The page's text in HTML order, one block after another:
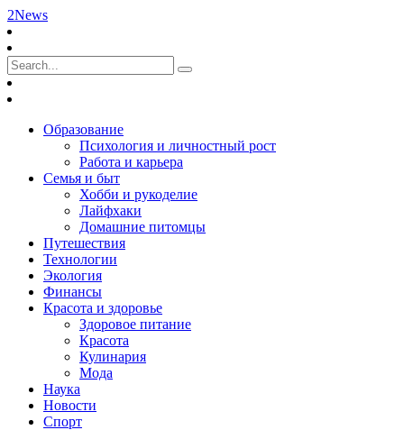
2News
Образование
Психология и личностный рост
Работа и карьера
Семья и быт
Хобби и рукоделие
Лайфхаки
Домашние питомцы
Путешествия
Технологии
Экология
Финансы
Красота и здоровье
Здоровое питание
Красота
Кулинария
Мода
Наука
Новости
Спорт